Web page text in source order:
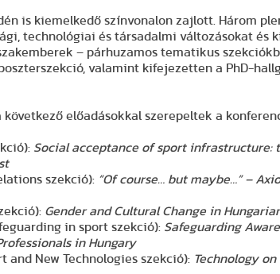
is kiemelkedő színvonalon zajlott. Három
technológiai és társadalmi változásokat és
– párhuzamos tematikus
valamint kifejezetten a PhD-
előadásokkal szerepeltek a
Social acceptance of sport infrastructure:
szekció): “Of course… but maybe…” –
Gender and Cultural Change in
in sport szekció): Safeguarding
in Hungary
and New Technologies szekció): Technology